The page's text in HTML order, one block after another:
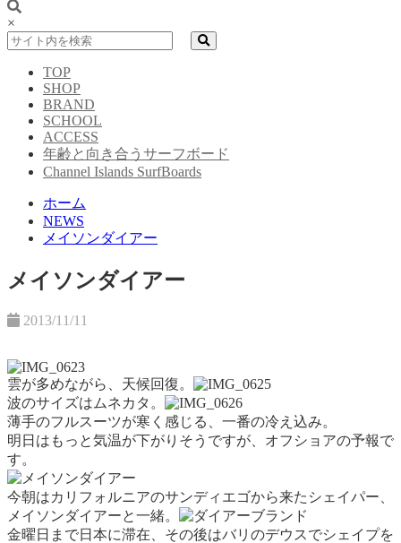
×
TOP
SHOP
BRAND
SCHOOL
ACCESS
年齢と向き合うサーフボード
Channel Islands SurfBoards
ホーム
NEWS
メイソンダイアー
メイソンダイアー
2013/11/11
雲が多めながら、天候回復。
波のサイズはムネカタ。
薄手のフルスーツが寒く感じる、一番の冷え込み。
明日はもっと気温が下がりそうですが、オフショアの予報で
す。
今朝はカリフォルニアのサンディエゴから来たシェイパー、
メイソンダイアーと一緒。
金曜日まで日本に滞在、その後はバリのデウスでシェイプを